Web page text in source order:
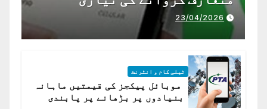
23/04/2026
ٹیلی کام و انٹرنٹ
موبائل پیکجز کی قیمتیں ماہانہ
بنیادوں پر بڑھانے پر پابندی